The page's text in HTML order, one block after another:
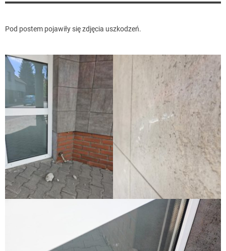
Pod postem pojawiły się zdjęcia uszkodzeń.